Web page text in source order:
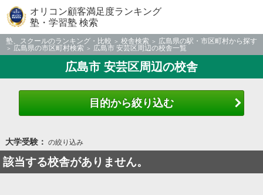
オリコン顧客満足度ランキング
塾・学習塾 検索
塾、スクールのランキング・比較 校舎検索
広島県の駅・市区町村から探す
広島県の市区町村検索
広島市 安芸区周辺の校舎一覧
広島市 安芸区周辺の校舎
目的から絞り込む
大学受験： の絞り込み
該当する校舎がありません。